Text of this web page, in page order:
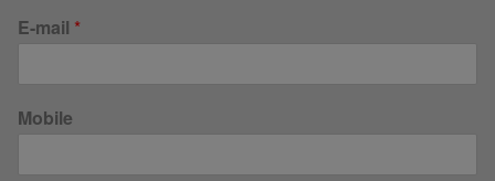
E-mail *
Mobile